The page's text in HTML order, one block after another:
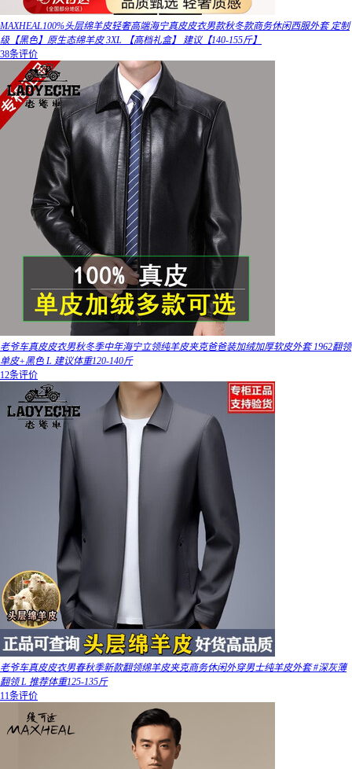
MAXHEAL100%头层绵羊皮轻奢高端海宁真皮皮衣男款秋冬款商务休闲西服外套 定制
级【黑色】原生态绵羊皮 3XL 【高档礼盒】 建议【140-155斤】
38条评价
老爷车真皮皮衣男秋冬季中年海宁立领纯羊皮夹克爸爸装加绒加厚软皮外套 1962翻领
单皮+黑色 L 建议体重120-140斤
12条评价
老爷车真皮皮衣男春秋季新款翻领绵羊皮夹克商务休闲外穿男士纯羊皮外套 #深灰薄
翻领 L 推荐体重125-135斤
11条评价